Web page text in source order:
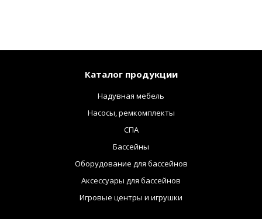
Каталог продукции
Надувная мебель
Насосы, ремкомплекты
СПА
Бассейны
Оборудование для бассейнов
Аксессуары для бассейнов
Игровые центры и игрушки